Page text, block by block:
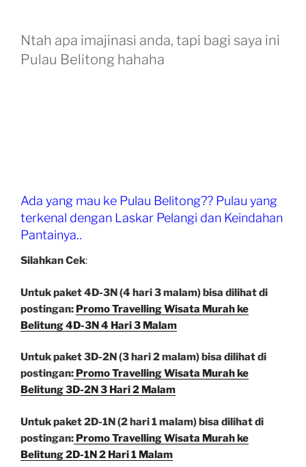
Ntah apa imajinasi anda, tapi bagi saya ini
Pulau Belitong hahaha
Ada yang mau ke Pulau Belitong?? Pulau yang
terkenal dengan Laskar Pelangi dan Keindahan
Pantainya..
Silahkan Cek:
Untuk paket 4D-3N (4 hari 3 malam) bisa dilihat di
postingan: Promo Travelling Wisata Murah ke
Belitung 4D-3N 4 Hari 3 Malam
Untuk paket 3D-2N (3 hari 2 malam) bisa dilihat di
postingan: Promo Travelling Wisata Murah ke
Belitung 3D-2N 3 Hari 2 Malam
Untuk paket 2D-1N (2 hari 1 malam) bisa dilihat di
postingan: Promo Travelling Wisata Murah ke
Belitung 2D-1N 2 Hari 1 Malam